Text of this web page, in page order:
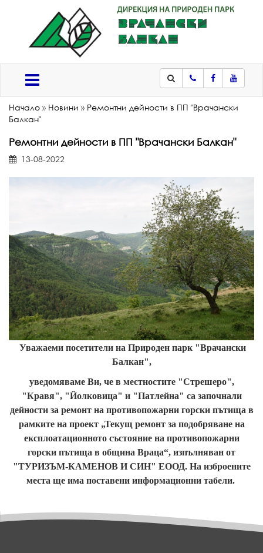
ТелефонFacebook
Начало » Новини » Ремонтни дейности в ПП "Врачански
Балкан"
Ремонтни дейности в ПП "Врачански Балкан"
13-08-2022
Уважаеми посетители на Природен парк "Врачански
Балкан",
уведомяваме Ви, че в местностите "Стрешеро",
"Кравя", "Йолковица" и "Патлейна" са започнали
дейности за ремонт на противопожарни горски пътища в
рамките на проект „Текущ ремонт за подобряване на
експлоатационното състояние на противопожарни
горски пътища в община Враца“, изпълняван от
"ТУРИЗЪМ-КАМЕНОВ И СИН" ЕООД. На изброените
места ще има поставени информационни табели.